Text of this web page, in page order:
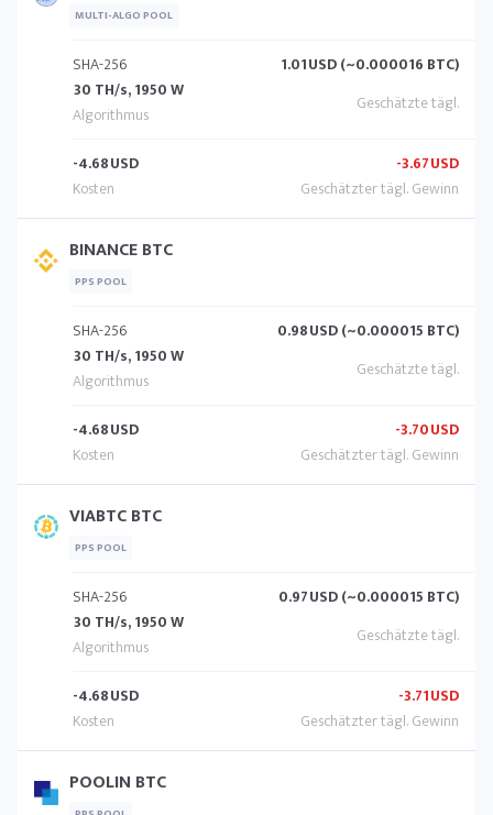
MULTI-ALGO POOL
SHA-256
30 TH/s, 1950 W
1.01USD (~0.000016 BTC)
-4.68USD -3.67USD
BINANCE BTC
PPS POOL
SHA-256
30 TH/s, 1950 W
0.98USD (~0.000015 BTC)
-4.68USD -3.70USD
VIABTC BTC
PPS POOL
SHA-256
30 TH/s, 1950 W
0.97USD (~0.000015 BTC)
-4.68USD -3.71USD
POOLIN BTC